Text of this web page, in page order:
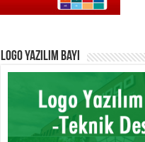
Logo Yazılım Bayi